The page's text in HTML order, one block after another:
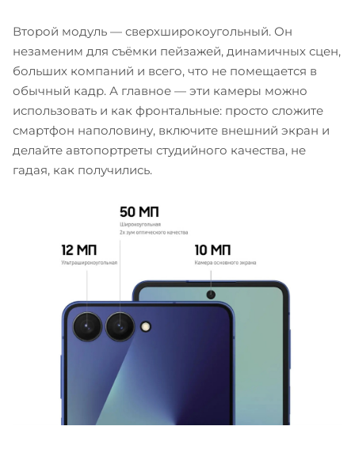
Второй модуль — сверхширокоугольный. Он
незаменим для съёмки пейзажей, динамичных сцен,
больших компаний и всего, что не помещается в
обычный кадр. А главное — эти камеры можно
использовать и как фронтальные: просто сложите
смартфон наполовину, включите внешний экран и
делайте автопортреты студийного качества, не
гадая, как получились.